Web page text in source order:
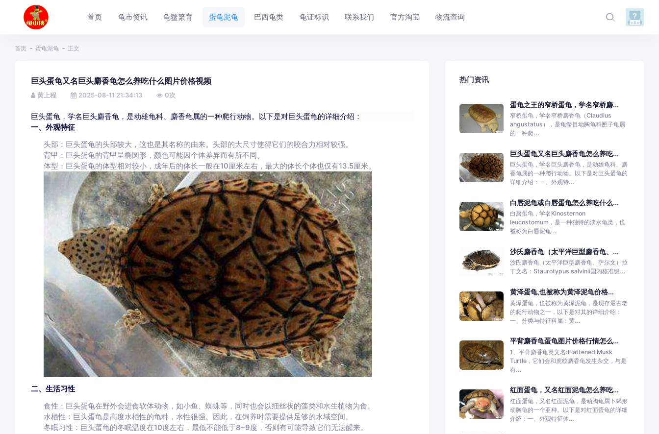
首页 龟市资讯 龟鳖繁育 蛋龟泥龟 巴西龟类 龟证标识 联系我们 官方淘宝 物流查询
首页 蛋龟泥龟 正文
巨头蛋龟又名巨头麝香龟怎么养吃什么图片价格视频
黄上程 2025-08-11 21:34:13 0次
巨头蛋龟，学名巨头麝香龟，是动雄龟科、麝香龟属的一种爬行动物。以下是对巨头蛋龟的详细介绍：
一、外观特征
头部：巨头蛋龟的头部较大，这也是其名称的由来。头部的大尺寸使得它们的咬合力相对较强。
背甲：巨头蛋龟的背甲呈椭圆形，颜色可能因个体差异而有所不同。
体型：巨头蛋龟的体型相对较小，成年后的体长一般在10厘米左右，最大的体长个体也仅有13.5厘米。
二、生活习性
食性：巨头蛋龟在野外会进食软体动物，如小鱼、蜘蛛等，同时也会以细丝状的藻类和水生植物为食。
水栖性：巨头蛋龟是高度水栖性的龟种，水性很强。因此，在饲养时需要提供足够的水域空间。
冬眠习性：巨头蛋龟的冬眠温度在10度左右，最低不能低于8~9度，否则有可能导致它们无法醒来。
热门资讯
蛋龟之王的窄桥蛋龟，学名窄桥麝...
窄桥蛋龟，学名窄桥麝香龟（Claudius
angustatus），是龟鳖目动胸龟科匣子龟属
的一种爬...
巨头蛋龟又名巨头麝香龟怎么养吃...
巨头蛋龟，学名巨头麝香龟，是动雄龟科、麝
香龟属的一种爬行动物。以下是对巨头蛋龟的
详细介绍：一、外观特...
白唇泥龟或白唇蛋龟怎么养吃什么...
白唇蛋龟，学名Kinosternon
leucostomum，是一种独特的淡水龟类，也
被称为白唇泥龟...
沙氏麝香龟（太平洋巨型麝香龟、...
沙氏麝香龟（太平洋巨型麝香龟、萨尔文）拉
丁文名：Staurotypus salvinii国内核准级...
黄泽蛋龟,也被称为黄泽泥龟价格...
黄泽蛋龟，也被称为黄泽泥龟，是现存最古老
的爬行动物之一，以下是对其的详细介绍：
一、分类与特征科属：黄...
平背麝香龟蛋龟图片价格行情怎么...
1、平背麝香龟英文名:Flattened Musk
Turtle，它们会和虎纹麝香龟发生杂交，与是
有...
红面蛋龟，又名红面泥龟怎么养吃...
红面蛋龟，又名红面泥龟，是动胸龟属下蝎形
动胸龟的一个亚种。以下是对红面蛋龟的详细
介绍：一、外观特征体...